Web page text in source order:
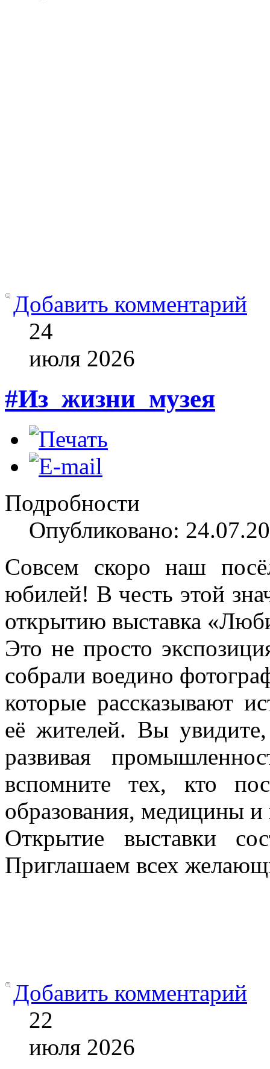
Добавить комментарий
24
июля 2026
#Из_жизни_музея
Подробности
Опубликовано:
Совсем скоро наш
юбилей! В честь этой
открытию выставка
Это не просто
собрали воедино
которые рассказывают
её жителей. Вы
развивая
вспомните тех, кто
образования, медицины и
Открытие выставки
Приглашаем всех
Добавить комментарий
22
июля 2026